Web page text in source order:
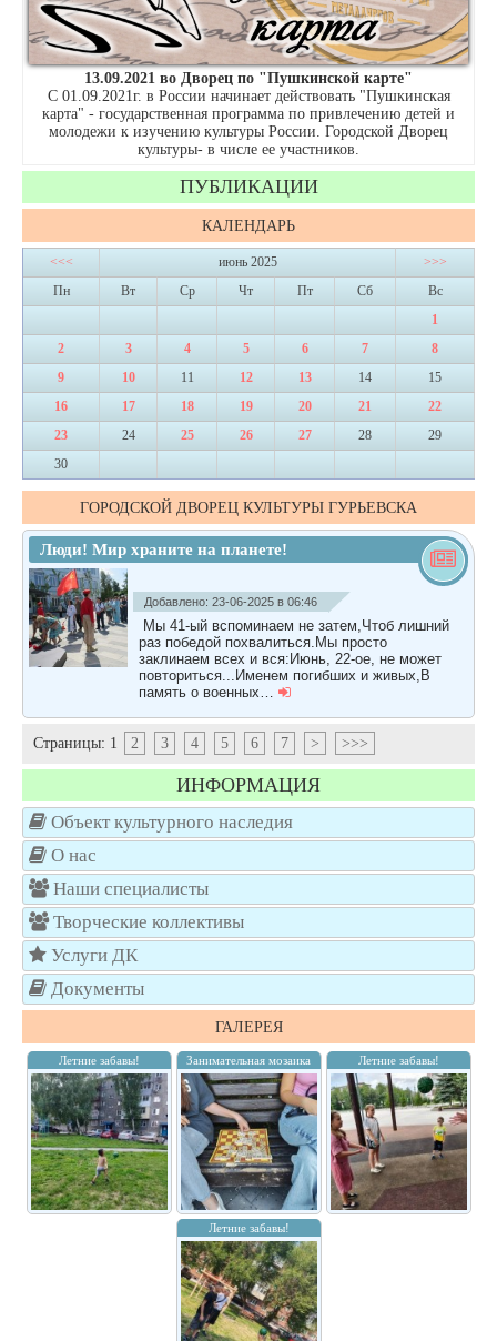
13.09.2021 во Дворец по "Пушкинской карте"
С 01.09.2021г. в России начинает действовать "Пушкинская
карта" - государственная программа по привлечению детей и
молодежи к изучению культуры России. Городской Дворец
культуры- в числе ее участников.
ПУБЛИКАЦИИ
КАЛЕНДАРЬ
<<< июнь 2025
>>>
Пн
Вт Ср Чт Пт Сб
Вс
1
2
3 4 5 6 7
8
9
10 11 12 13 14
15
16
17 18 19 20 21
22
23
24 25 26 27 28
29
30
ГОРОДСКОЙ ДВОРЕЦ КУЛЬТУРЫ ГУРЬЕВСКА
Люди! Мир храните на планете!
Добавлено: 23-06-2025 в 06:46
Мы 41-ый вспоминаем не затем,Чтоб лишний
раз победой похвалиться.Мы просто
заклинаем всех и вся:Июнь, 22-ое, не может
повториться...Именем погибших и живых,В
память о военных…
Страницы: 1 2 3 4 5 6 7 > >>>
ИНФОРМАЦИЯ
Объект культурного наследия
О нас
Наши специалисты
Творческие коллективы
Услуги ДК
Документы
ГАЛЕРЕЯ
Летние забавы! Занимательная мозаика Летние забавы!
Летние забавы!